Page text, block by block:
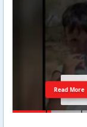
Read More